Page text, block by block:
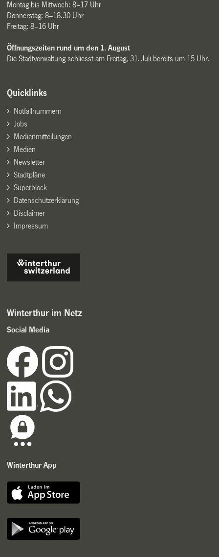
Montag bis Mittwoch: 8–17 Uhr
Donnerstag: 8–18.30 Uhr
Freitag: 8–16 Uhr
Öffnungszeiten rund um den 1. August
Die Stadtverwaltung schliesst am Freitag, 31. Juli bereits um 15 Uhr.
Quicklinks
Notfallnummern
Jobs
Medienmitteilungen
Medien
Newsletter
Stadtpläne
Superblock
Datenschutzerklärung
Disclaimer
Impressum
Winterthur im Netz
Social Media
Winterthur App